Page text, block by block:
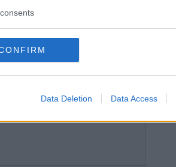
Data Deletion Data Access